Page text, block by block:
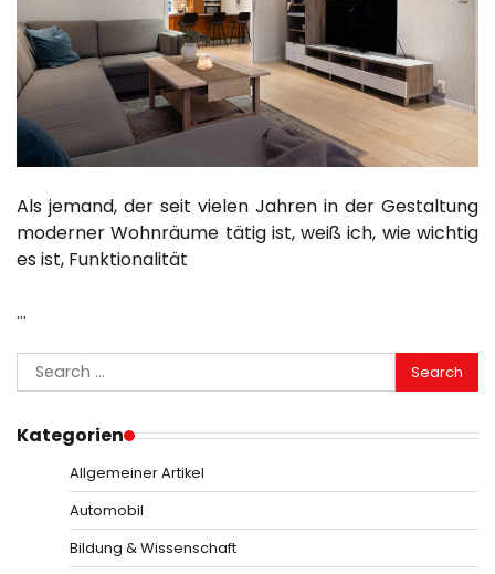
Als jemand, der seit vielen Jahren in der Gestaltung
moderner Wohnräume tätig ist, weiß ich, wie wichtig
es ist, Funktionalität
…
Search
for:
Kategorien
Allgemeiner Artikel
Automobil
Bildung & Wissenschaft